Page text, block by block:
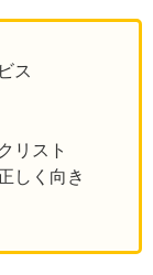
ス
リスト
しく向き